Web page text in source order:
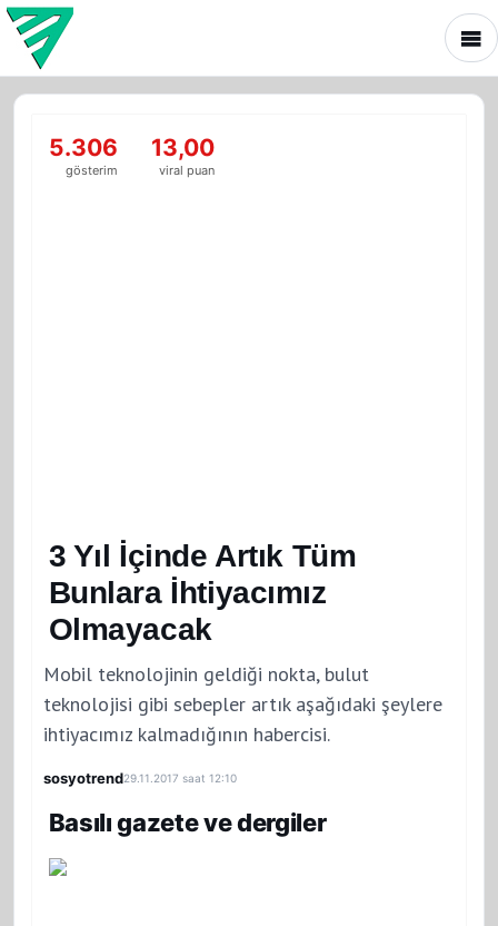
5.306
gösterim
13,00
viral puan
3 Yıl İçinde Artık Tüm
Bunlara İhtiyacımız
Olmayacak
Mobil teknolojinin geldiği nokta, bulut
teknolojisi gibi sebepler artık aşağıdaki şeylere
ihtiyacımız kalmadığının habercisi.
sosyotrend29.11.2017 saat 12:10
Basılı gazete ve dergiler